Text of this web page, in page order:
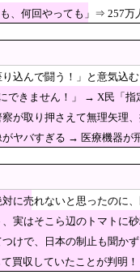
番だ」「不正選挙の証拠隠し
国サッカー協会
ら・・・」
っても」⇒ 257万人赦
約2億ウォン（約2200万円）
せてはならない
だ」と左派が『
言い張るも……
、何回やっても」⇒ 257
り込んで闘う！」と意
できません！」 → X民「
察が取り押さえて無理矢
がヤバすぎる → 医療機器
に売れないと思ったのに
実はそこら辺のトマトに
けで、日本の制止も聞か
買収していたことが判明